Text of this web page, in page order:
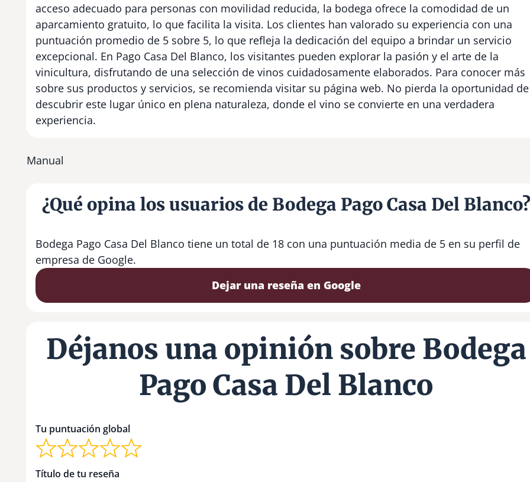
acceso adecuado para personas con movilidad reducida, la bodega ofrece la comodidad de un
aparcamiento gratuito, lo que facilita la visita. Los clientes han valorado su experiencia con una
puntuación promedio de 5 sobre 5, lo que refleja la dedicación del equipo a brindar un servicio
excepcional. En Pago Casa Del Blanco, los visitantes pueden explorar la pasión y el arte de la
vinicultura, disfrutando de una selección de vinos cuidadosamente elaborados. Para conocer más
sobre sus productos y servicios, se recomienda visitar su página web. No pierda la oportunidad de
descubrir este lugar único en plena naturaleza, donde el vino se convierte en una verdadera
experiencia.
Manual
¿Qué opina los usuarios de Bodega Pago Casa Del Blanco?
Bodega Pago Casa Del Blanco tiene un total de 18 con una puntuación media de 5 en su perfil de
empresa de Google.
Dejar una reseña en Google
Déjanos una opinión sobre Bodega
Pago Casa Del Blanco
Tu puntuación global
Título de tu reseña